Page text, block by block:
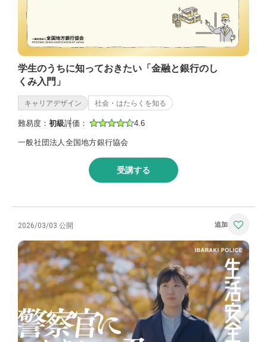
学生のうちに知っておきたい「金融と銀行のし
くみ入門」
キャリアデザイン 社会・はたらくを知る
難易度： 初級評価： 4.6
一般社団法人全国地方銀行協会
受講する
2026/03/03 公開